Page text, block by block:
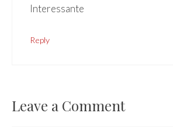
Interessante
Reply
Leave a Comment